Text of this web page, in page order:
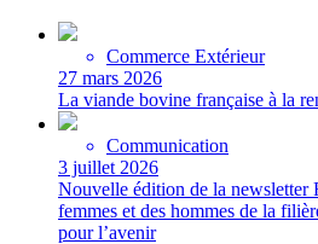
Commerce Extérieur
27 mars 2026
La viande bovine française à la
Communication
3 juillet 2026
Nouvelle édition de la newsletter
femmes et des hommes de la
pour l’avenir